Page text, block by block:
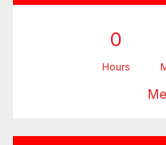
0
Hours